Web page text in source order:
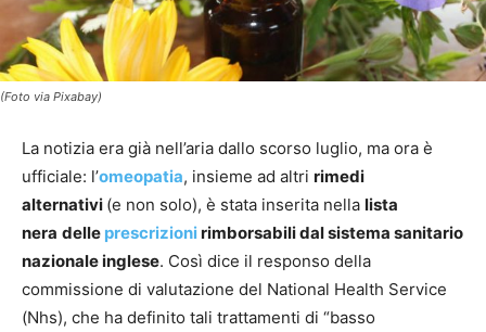
(Foto via Pixabay)
La notizia era già nell’aria dallo scorso luglio, ma ora è
ufficiale: l’omeopatia, insieme ad altri rimedi
alternativi (e non solo), è stata inserita nella lista
nera delle prescrizionirimborsabili dal sistema sanitario
nazionale inglese. Così dice il responso della
commissione di valutazione del National Health Service
(Nhs), che ha definito tali trattamenti di “basso